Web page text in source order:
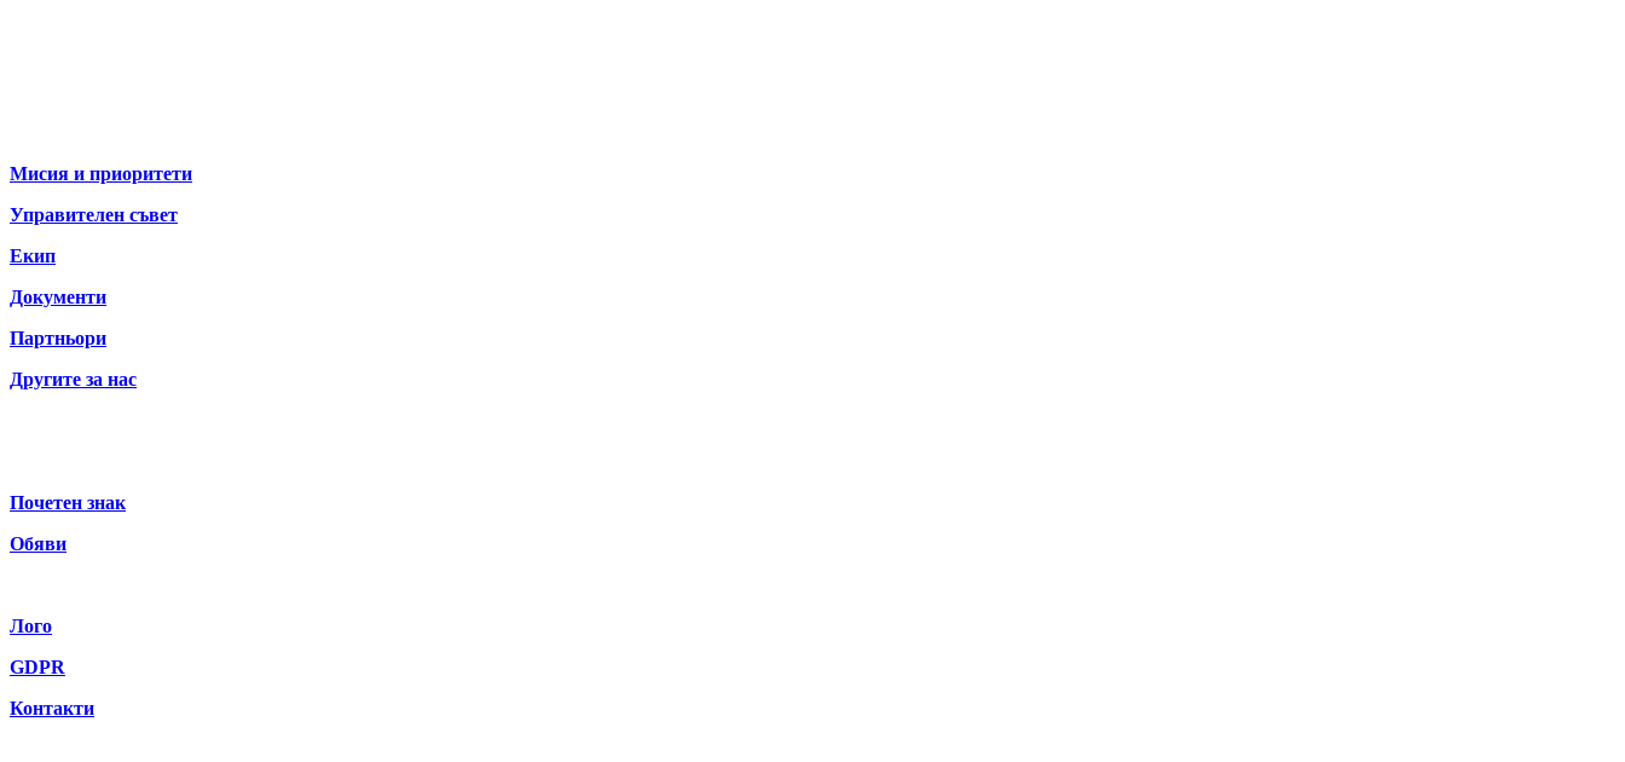
Мисия и приоритети
Управителен съвет
Екип
Документи
Партньори
Другите за нас
Почетен знак
Обяви
Лого
GDPR
Контакти